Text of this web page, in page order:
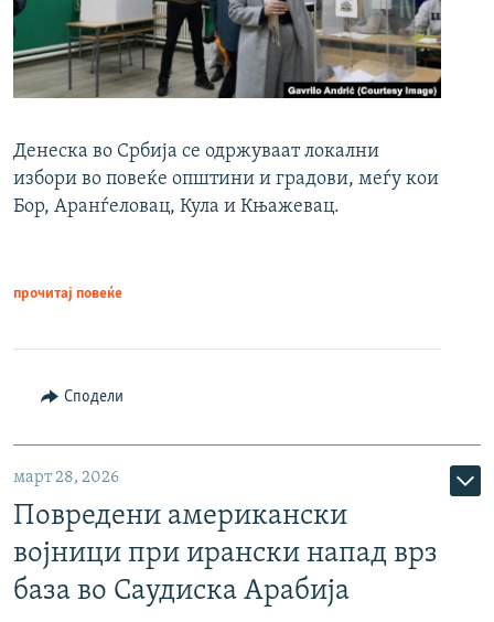
Денеска во Србија се одржуваат локални
избори во повеќе општини и градови, меѓу кои
Бор, Аранѓеловац, Кула и Књажевац.
прочитај повеќе
Сподели
март 28, 2026
Повредени американски
војници при ирански напад врз
база во Саудиска Арабија